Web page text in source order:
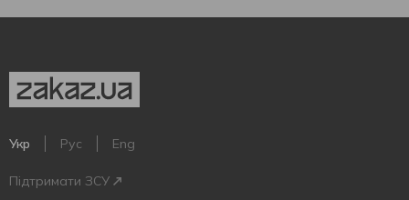
Укр Рус Eng
Підтримати ЗСУ